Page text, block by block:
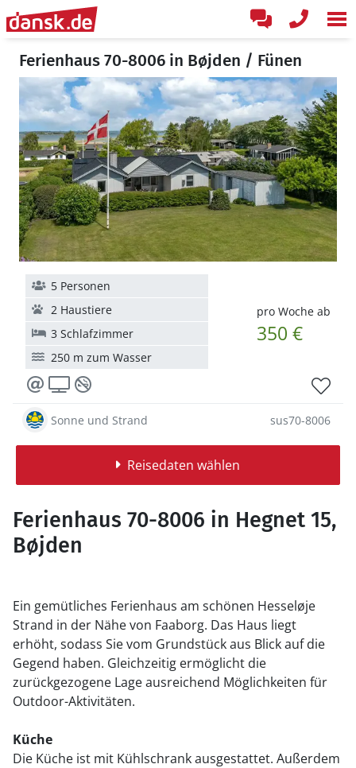
Ferienhaus 70-8006 in Bøjden / Fünen
pro Woche ab
350 €
5 Personen
2 Haustiere
3 Schlafzimmer
250 m zum Wasser
Sonne und Strand sus70-8006
Reisedaten wählen
Ferienhaus 70-8006 in Hegnet 15,
Bøjden
Ein gemütliches Ferienhaus am schönen Hesseløje
Strand in der Nähe von Faaborg. Das Haus liegt
erhöht, sodass Sie vom Grundstück aus Blick auf die
Gegend haben. Gleichzeitig ermöglicht die
zurückgezogene Lage ausreichend Möglichkeiten für
Outdoor-Aktivitäten.
Küche
Die Küche ist mit Kühlschrank ausgestattet. Außerdem